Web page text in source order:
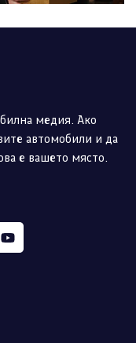
медия. Ако
автомобили и да
е вашето място.